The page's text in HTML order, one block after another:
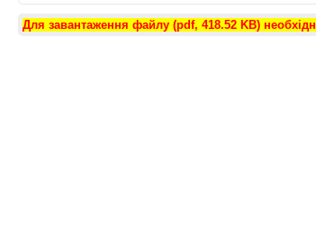
Для завантаження файлу (pdf, 418.52 KB)